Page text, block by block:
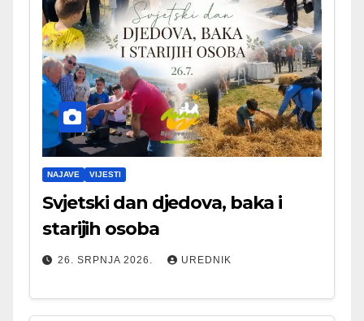
NAJAVE VIJESTI
Svjetski dan djedova, baka i
starijih osoba
26. SRPNJA 2026. UREDNIK